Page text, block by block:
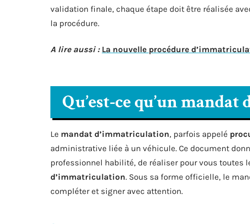
validation finale, chaque étape doit être réalisée
la procédure.
A lire aussi : La nouvelle procédure
Qu’est-ce qu’un
Le mandat d’immatriculation, parfois appelé
administrative liée à un véhicule. Ce document
professionnel habilité, de réaliser pour vous toutes
d’immatriculation. Sous sa forme officielle, le
compléter et signer avec attention.